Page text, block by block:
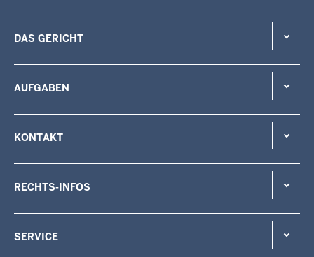
DAS GERICHT
AUFGABEN
KONTAKT
RECHTS-INFOS
SERVICE